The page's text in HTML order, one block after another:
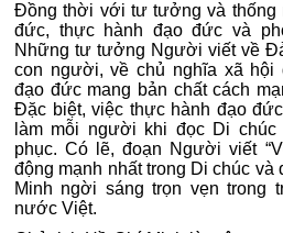
Đồng thời với tư tưởng và
đức, thực hành đạo đức và
Những tư tưởng Người viết về
con người, về chủ nghĩa xã
đạo đức mang bản chất cách
Đặc biệt, việc thực hành đạo
làm mỗi người khi đọc Di chúc
phục. Có lẽ, đoạn Người viết
động mạnh nhất trong Di chúc và
Minh ngời sáng trọn vẹn trong
nước Việt.